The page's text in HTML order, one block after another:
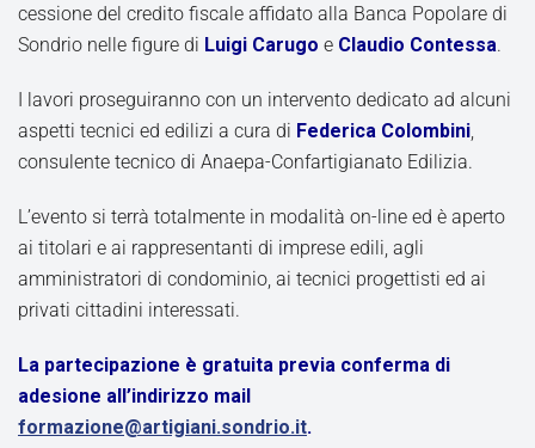
cessione del credito fiscale affidato alla Banca Popolare di
Sondrio nelle figure di Luigi Carugo e Claudio Contessa.
I lavori proseguiranno con un intervento dedicato ad alcuni
aspetti tecnici ed edilizi a cura di Federica Colombini,
consulente tecnico di Anaepa-Confartigianato Edilizia.
L’evento si terrà totalmente in modalità on-line ed è aperto
ai titolari e ai rappresentanti di imprese edili, agli
amministratori di condominio, ai tecnici progettisti ed ai
privati cittadini interessati.
La partecipazione è gratuita previa conferma di
adesione all’indirizzo mail
formazione@artigiani.sondrio.it.